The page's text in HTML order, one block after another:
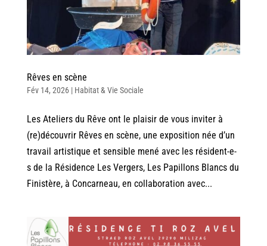
Rêves en scène
Fév 14, 2026| Habitat & Vie Sociale
Les Ateliers du Rêve ont le plaisir de vous inviter à
(re)découvrir Rêves en scène, une exposition née d’un
travail artistique et sensible mené avec les résident-e-
s de la Résidence Les Vergers, Les Papillons Blancs du
Finistère, à Concarneau, en collaboration avec...